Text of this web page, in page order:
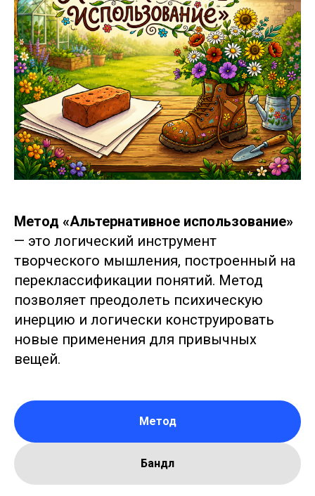
Метод «Альтернативное использование»
— это логический инструмент
творческого мышления, построенный на
переклассификации понятий. Метод
позволяет преодолеть психическую
инерцию и логически конструировать
новые применения для привычных
вещей.
Метод
Бандл